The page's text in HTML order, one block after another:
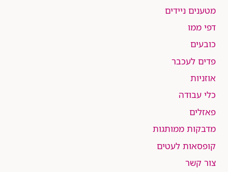
מטענים ניידים
דפי ממו
כובעים
פדים לעכבר
אוזניות
כלי עבודה
פאזלים
מדבקות ממותגות
קופסאות לעטים
צור קשר